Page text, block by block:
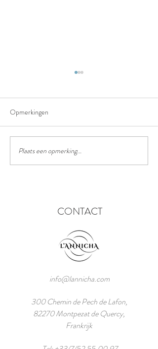
Het chinees lantaarn festival
Opmerkingen
Plaats een opmerking...
CONTACT
info@lannicha.com
300 Chemin de Pech de Lafon,
82270 Montpezat de Quercy,
Frankrijk